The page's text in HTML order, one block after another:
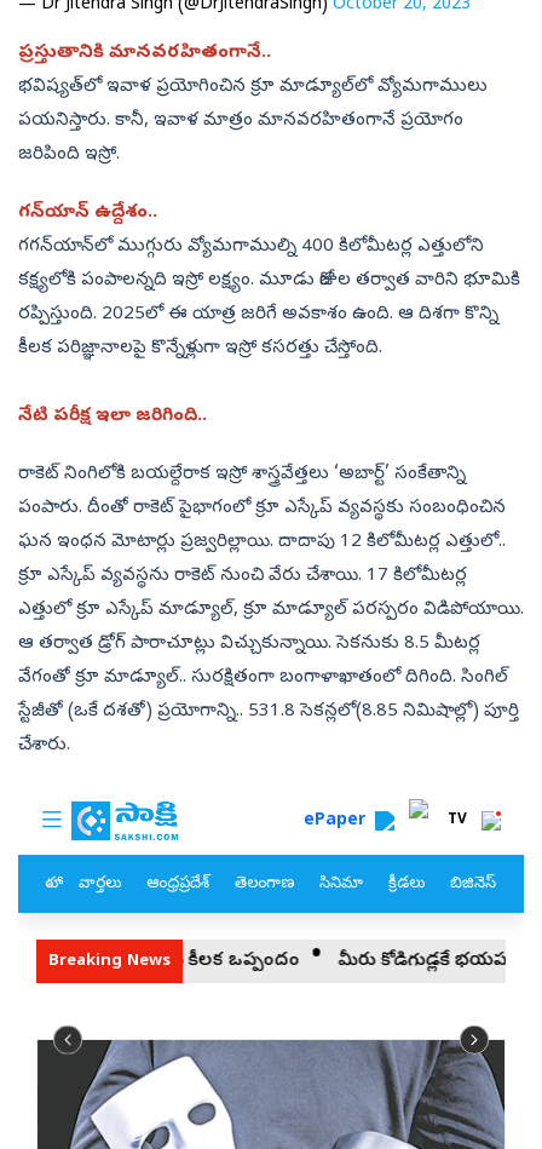
— Dr Jitendra Singh (@DrJitendraSingh) October 20, 2023
ప్రస్తుతానికి మానవరహితంగానే..
భవిష్యత్‌లో ఇవాళ ప్రయోగించిన క్రూ మాడ్యూల్‌లో వ్యోమగాములు
పయనిస్తారు. కానీ, ఇవాళ మాత్రం మానవరహితంగానే ప్రయోగం
జరిపింది ఇస్రో.
గన్‌యాన్‌ ఉద్దేశం..
గగన్‌యాన్‌లో ముగ్గురు వ్యోమగాముల్ని 400 కిలోమీటర్ల ఎత్తులోని
కక్ష్యలోకి పంపాలన్నది ఇస్రో లక్ష్యం. మూడు రోజుల తర్వాత వారిని భూమికి
రప్పిస్తుంది. 2025లో ఈ యాత్ర జరిగే అవకాశం ఉంది. ఆ దిశగా కొన్ని
కీలక పరిజ్ఞానాలపై కొన్నేళ్లుగా ఇస్రో కసరత్తు చేస్తోంది.
నేటి పరీక్ష ఇలా జరిగింది..
రాకెట్‌ నింగిలోకి బయల్దేరాక ఇస్రో శాస్త్రవేత్తలు ‘అబార్ట్‌’ సంకేతాన్ని
పంపారు. దీంతో రాకెట్ పైభాగంలో క్రూ ఎస్కేప్‌ వ్యవస్థకు సంబంధించిన
ఘన ఇంధన మోటార్లు ప్రజ్వరిల్లాయి. దాదాపు 12 కిలోమీటర్ల ఎత్తులో..
క్రూ ఎస్కేప్‌ వ్యవస్థను రాకెట్‌ నుంచి వేరు చేశాయి. 17 కిలోమీటర్ల
ఎత్తులో క్రూ ఎస్కేప్‌ మాడ్యూల్‌, క్రూ మాడ్యూల్‌ పరస్పరం విడిపోయాయి.
ఆ తర్వాత డ్రోగ్‌ పారాచూట్లు విచ్చుకున్నాయి. సెకనుకు 8.5 మీటర్ల
వేగంతో క్రూ మాడ్యూల్‌.. సురక్షితంగా బంగాళాఖాతంలో దిగింది. సింగిల్‌
స్టేజీతో (ఒకే దశతో) ప్రయోగాన్ని.. 531.8 సెకన్లలో(8.85 నిమిషాల్లో) పూర్తి
చేశారు.